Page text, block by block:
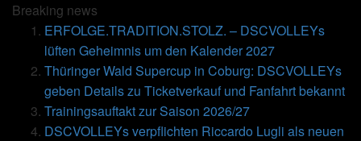
Breaking news
ERFOLGE.TRADITION.STOLZ. – DSCVOLLEYs
lüften Geheimnis um den Kalender 2027
Thüringer Wald Supercup in Coburg: DSCVOLLEYs
geben Details zu Ticketverkauf und Fanfahrt bekannt
Trainingsauftakt zur Saison 2026/27
DSCVOLLEYs verpflichten Riccardo Lugli als neuen